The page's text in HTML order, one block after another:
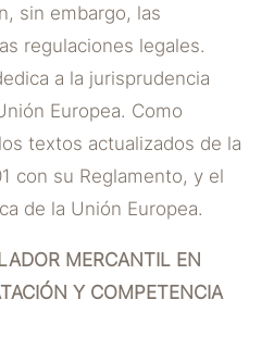
sin embargo, las
regulaciones legales.
a la jurisprudencia
Europea. Como
textos actualizados de la
con su Reglamento, y el
de la Unión Europea.
MERCANTIL EN
Y COMPETENCIA